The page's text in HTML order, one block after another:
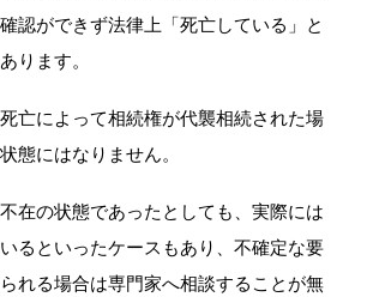
認ができず法律上「死亡している」と
ります。
亡によって相続権が代襲相続された場
態にはなりません。
在の状態であったとしても、実際には
るといったケースもあり、不確定な要
れる場合は専門家へ相談することが無